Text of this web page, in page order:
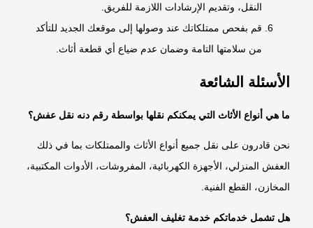
النقل، وتقديم الإرشادات اللازمة للفريق.
قم بفحص ممتلكاتك عند وصولها إلى موقعك الجديد للتأكد
من سلامتها التامة وضمان عدم ضياع أي قطعة أثاث.
الأسئلة الشائعة
ما هي أنواع الأثاث التي يمكنكم نقلها بواسطةرقم دنه نقل عفش؟
نحن قادرون على نقل جميع أنواع الأثاث والممتلكات بما في ذلك
العفش المنزلي، الأجهزة الكهربائية، المفروشات، الأدوات المكتبية،
المخازن، القطع الفنية.
هل تشمل خدماتكم خدمة تغليف العفش؟